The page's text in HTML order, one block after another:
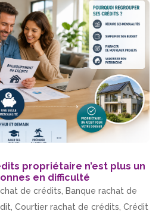
propriétaire n’est plus un
en difficulté
de crédits
Banque rachat de
,Courtier rachat de crédits ,Crédit